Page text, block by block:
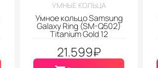
УМНЫЕ КОЛЬЦА
Умное кольцо Samsung
Galaxy Ring (SM-Q502)
Titanium Gold 12
21.599₽